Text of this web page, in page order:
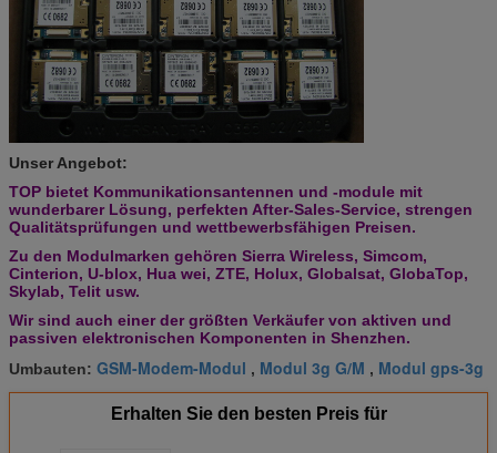
Unser Angebot:
TOP bietet Kommunikationsantennen und -module mit
wunderbarer Lösung, perfekten After-Sales-Service, strengen
Qualitätsprüfungen und wettbewerbsfähigen Preisen.
Zu den Modulmarken gehören Sierra Wireless, Simcom,
Cinterion, U-blox, Hua wei, ZTE, Holux, Globalsat, GlobaTop,
Skylab, Telit usw.
Wir sind auch einer der größten Verkäufer von aktiven und
passiven elektronischen Komponenten in Shenzhen.
Umbauten: GSM-Modem-Modul , Modul 3g G/M , Modul gps-3g
Erhalten Sie den besten Preis für